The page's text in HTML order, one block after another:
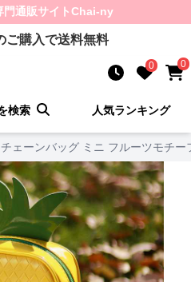
門通販サイトChai-ny
ご購入で送料無料
0 0
検索 人気ランキング
チェーンバッグ ミニ フルーツモチ